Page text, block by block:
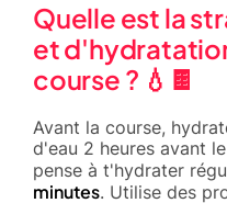
Quelle est la
et
course ? 💧🍫
Avant la course,
d'eau 2 heures avant
pense à t'hydrater
minutes. Utilise des